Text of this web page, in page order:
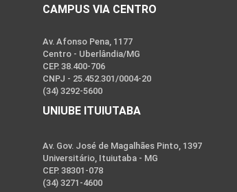
CAMPUS VIA CENTRO
Av. Afonso Pena, 1177
Centro - Uberlândia/MG
CEP. 38.400-706
CNPJ - 25.452.301/0004-20
(34) 3292-5600
UNIUBE ITUIUTABA
Av. Gov. José de Magalhães Pinto, 1397
Universitário, Ituiutaba - MG
CEP. 38301-078
(34) 3271-4600